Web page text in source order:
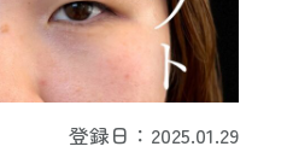
登録日：2025.01.29